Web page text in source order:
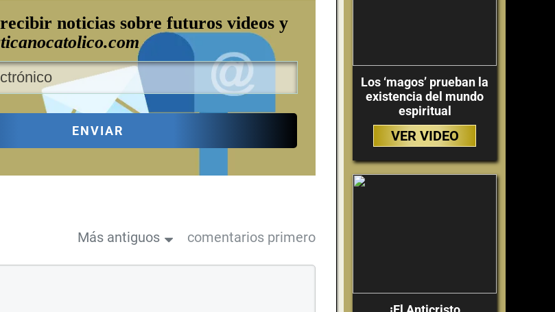
noticias sobre futuros videos y
ENVIAR
Más antiguos comentarios primero
Los ‘magos’ prueban la
existencia del mundo
espiritual
VER VIDEO